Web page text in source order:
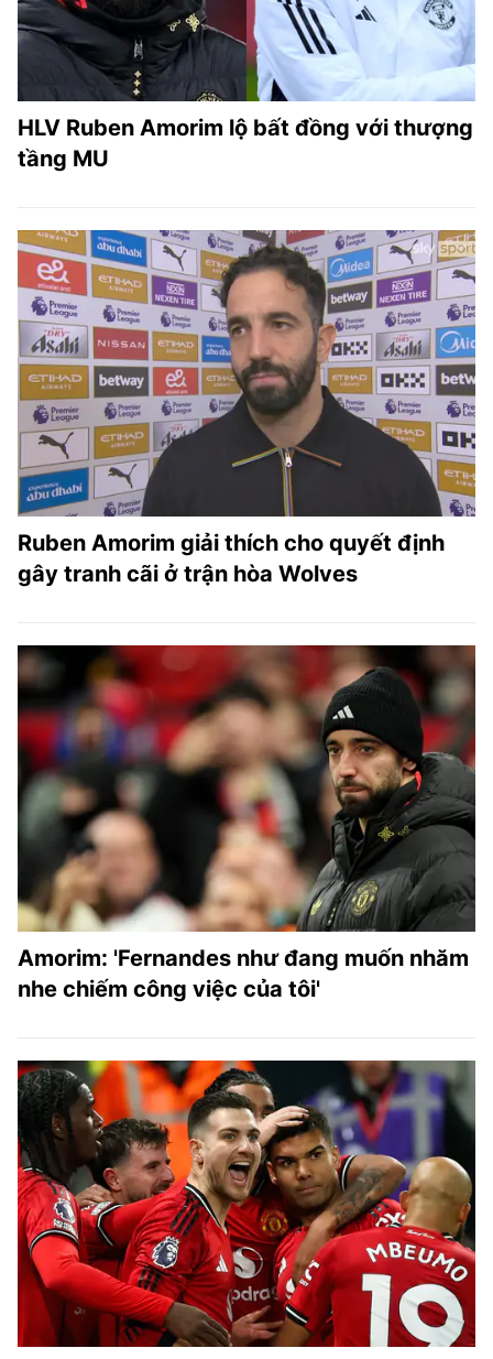
HLV Ruben Amorim lộ bất đồng với thượng
tầng MU
Ruben Amorim giải thích cho quyết định
gây tranh cãi ở trận hòa Wolves
Amorim: 'Fernandes như đang muốn nhăm
nhe chiếm công việc của tôi'